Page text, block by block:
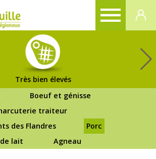
Très bien élevés
Boeuf et génisse
traiteur
des Flandres
Porc
lait
Agneau